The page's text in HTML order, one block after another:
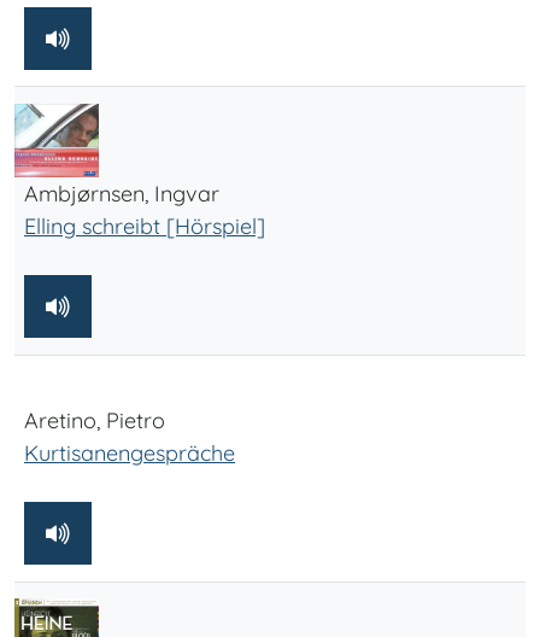
Ambjørnsen, Ingvar
Elling schreibt [Hörspiel]
Aretino, Pietro
Kurtisanengespräche